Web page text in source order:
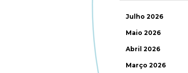
Julho 2026
Maio 2026
Abril 2026
Março 2026